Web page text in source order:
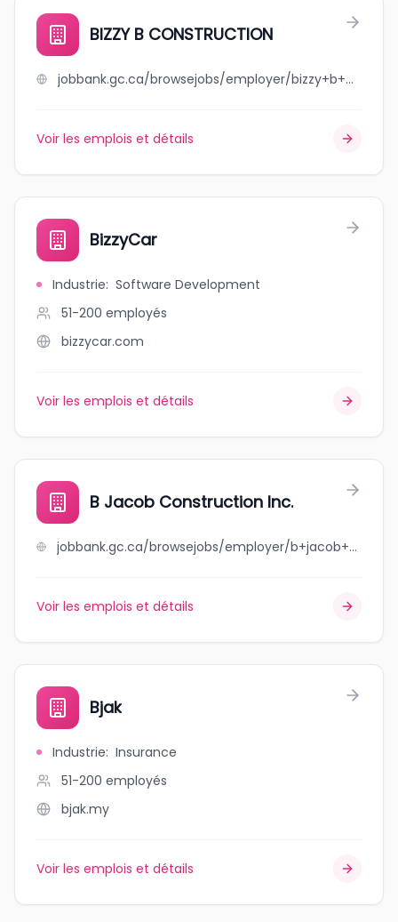
BIZZY B CONSTRUCTION
jobbank.gc.ca/browsejobs/employer/bizzy+b+construction/ca
Voir les emplois et détails
BizzyCar
Industrie: Software Development
51-200 employés
bizzycar.com
Voir les emplois et détails
B Jacob Construction Inc.
jobbank.gc.ca/browsejobs/employer/b+jacob+construction+inc./ca
Voir les emplois et détails
Bjak
Industrie: Insurance
51-200 employés
bjak.my
Voir les emplois et détails